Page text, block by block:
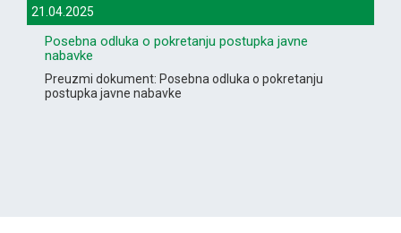
21.04.2025
Posebna odluka o pokretanju postupka javne
nabavke
Preuzmi dokument: Posebna odluka o pokretanju
postupka javne nabavke